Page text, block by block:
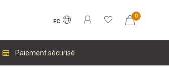
FC
0
Paiement sécurisé